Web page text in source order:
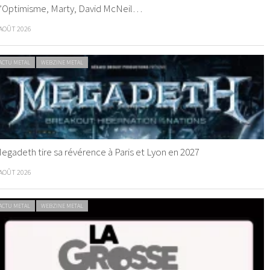
Marty, David McNeil…
2026
METAL WEBZINE METAL
tire sa révérence à Paris et Lyon en 2027
2026
METAL WEBZINE METAL